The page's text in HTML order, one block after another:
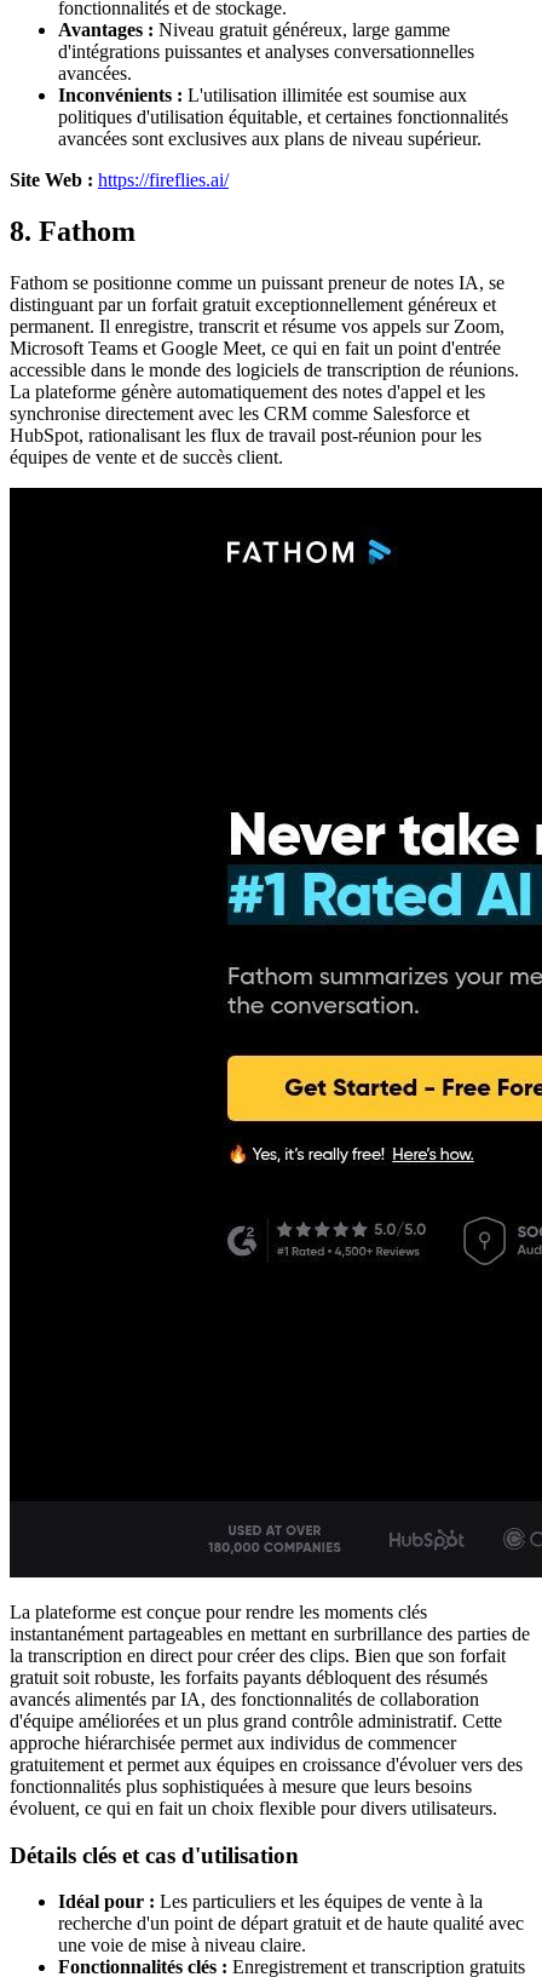
fonctionnalités et de stockage.
Avantages : Niveau gratuit généreux, large gamme
d'intégrations puissantes et analyses conversationnelles
avancées.
Inconvénients : L'utilisation illimitée est soumise aux
politiques d'utilisation équitable, et certaines fonctionnalités
avancées sont exclusives aux plans de niveau supérieur.
Site Web : https://fireflies.ai/
8. Fathom
Fathom se positionne comme un puissant preneur de notes IA, se
distinguant par un forfait gratuit exceptionnellement généreux et
permanent. Il enregistre, transcrit et résume vos appels sur Zoom,
Microsoft Teams et Google Meet, ce qui en fait un point d'entrée
accessible dans le monde des logiciels de transcription de réunions.
La plateforme génère automatiquement des notes d'appel et les
synchronise directement avec les CRM comme Salesforce et
HubSpot, rationalisant les flux de travail post-réunion pour les
équipes de vente et de succès client.
La plateforme est conçue pour rendre les moments clés
instantanément partageables en mettant en surbrillance des parties de
la transcription en direct pour créer des clips. Bien que son forfait
gratuit soit robuste, les forfaits payants débloquent des résumés
avancés alimentés par IA, des fonctionnalités de collaboration
d'équipe améliorées et un plus grand contrôle administratif. Cette
approche hiérarchisée permet aux individus de commencer
gratuitement et permet aux équipes en croissance d'évoluer vers des
fonctionnalités plus sophistiquées à mesure que leurs besoins
évoluent, ce qui en fait un choix flexible pour divers utilisateurs.
Détails clés et cas d'utilisation
Idéal pour : Les particuliers et les équipes de vente à la
recherche d'un point de départ gratuit et de haute qualité avec
une voie de mise à niveau claire.
Fonctionnalités clés : Enregistrement et transcription gratuits